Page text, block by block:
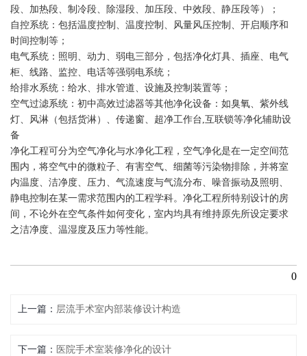
段、加热段、制冷段、除湿段、加压段、中效段、静压段等）；
自控系统：包括温度控制、温度控制、风量风压控制、开启顺序和
时间控制等；
电气系统：照明、动力、弱电三部分，包括净化灯具、插座、电气
柜、线路、监控、电话等强弱电系统；
给排水系统：给水、排水管道、设施及控制装置等；
空气过滤系统：初中高效过滤器等其他净化设备：如臭氧、紫外线
灯、风淋（包括货淋）、传递窗、超净工作台,互联锁等净化辅助设
备
净化工程可分为空气净化与水净化工程，空气净化是在一定空间范
围内，将空气中的微粒子、有害空气、细菌等污染物排除，并将室
内温度、洁净度、压力、气流速度与气流分布、噪音振动及照明、
静电控制在某一需求范围内的工程学科。净化工程所特别设计的房
间，不论外在空气条件如何变化，室内均具有维持原先所设定要求
之洁净度、温湿度及压力等性能。
0
上一篇 层流手术室内部装修设计构造
下一篇 医院手术室装修净化的设计